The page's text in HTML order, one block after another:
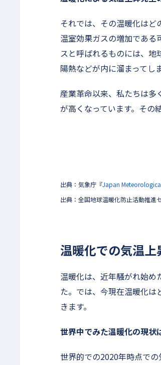
それでは、その温暖化はど
温室効果ガスの増加である
スと呼ばれるものには、地
陽熱などが内に溜まってし
産業革命以来、私たちは多
が高くなっています。その
出典：気象庁『Japan
出典：全国地球温暖化防止活動推進
温暖化での気温上
温暖化は、近年騒がれ始め
た。では、今現在温暖化
きます。
世界中でみた温暖化の現状
世界的での2020年時点で